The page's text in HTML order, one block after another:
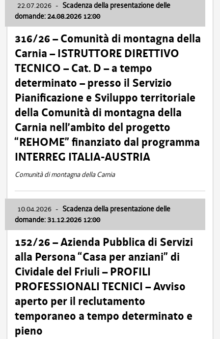
22.07.2026 - Scadenza della presentazione delle
domande: 24.08.2026 12:00
316/26 – Comunità di montagna della
Carnia – ISTRUTTORE DIRETTIVO
TECNICO – Cat. D – a tempo
determinato – presso il Servizio
Pianificazione e Sviluppo territoriale
della Comunità di montagna della
Carnia nell’ambito del progetto
“REHOME” finanziato dal programma
INTERREG ITALIA-AUSTRIA
Comunità di montagna della Carnia
10.04.2026 - Scadenza della presentazione delle
domande: 31.12.2026 12:00
152/26 – Azienda Pubblica di Servizi
alla Persona “Casa per anziani” di
Cividale del Friuli – PROFILI
PROFESSIONALI TECNICI – Avviso
aperto per il reclutamento
temporaneo a tempo determinato e
pieno